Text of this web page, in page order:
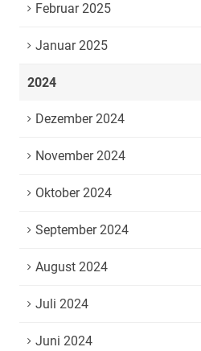
Februar 2025
Januar 2025
2024
Dezember 2024
November 2024
Oktober 2024
September 2024
August 2024
Juli 2024
Juni 2024